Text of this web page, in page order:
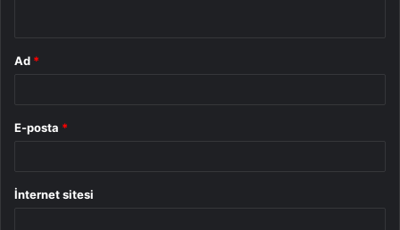
Ad *
E-posta *
İnternet sitesi